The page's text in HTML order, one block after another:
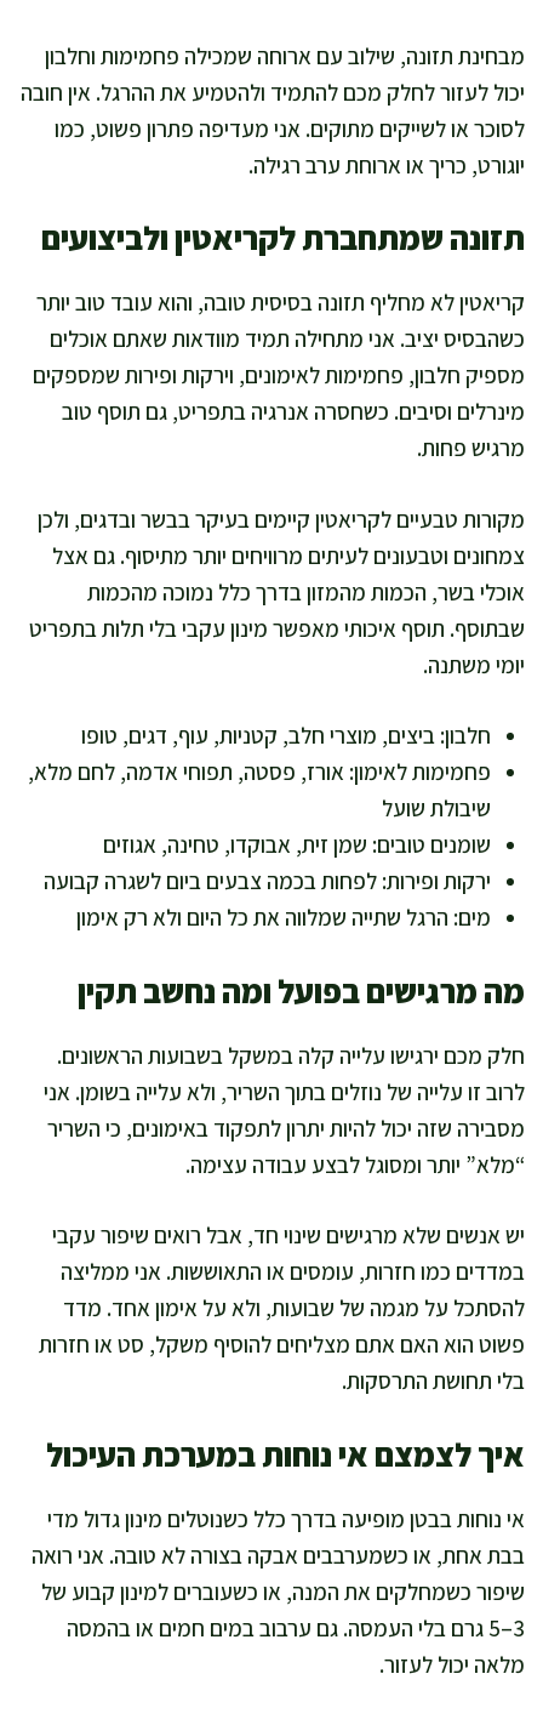
מבחינת תזונה, שילוב עם ארוחה שמכילה פחמימות וחלבון
יכול לעזור לחלק מכם להתמיד ולהטמיע את ההרגל. אין חובה
לסוכר או לשייקים מתוקים. אני מעדיפה פתרון פשוט, כמו
יוגורט, כריך או ארוחת ערב רגילה.
תזונה שמתחברת לקריאטין ולביצועים
קריאטין לא מחליף תזונה בסיסית טובה, והוא עובד טוב יותר
כשהבסיס יציב. אני מתחילה תמיד מוודאות שאתם אוכלים
מספיק חלבון, פחמימות לאימונים, וירקות ופירות שמספקים
מינרלים וסיבים. כשחסרה אנרגיה בתפריט, גם תוסף טוב
מרגיש פחות.
מקורות טבעיים לקריאטין קיימים בעיקר בבשר ובדגים, ולכן
צמחונים וטבעונים לעיתים מרוויחים יותר מתיסוף. גם אצל
אוכלי בשר, הכמות מהמזון בדרך כלל נמוכה מהכמות
שבתוסף. תוסף איכותי מאפשר מינון עקבי בלי תלות בתפריט
יומי משתנה.
חלבון: ביצים, מוצרי חלב, קטניות, עוף, דגים, טופו
פחמימות לאימון: אורז, פסטה, תפוחי אדמה, לחם מלא,
שיבולת שועל
שומנים טובים: שמן זית, אבוקדו, טחינה, אגוזים
ירקות ופירות: לפחות בכמה צבעים ביום לשגרה קבועה
מים: הרגל שתייה שמלווה את כל היום ולא רק אימון
מה מרגישים בפועל ומה נחשב תקין
חלק מכם ירגישו עלייה קלה במשקל בשבועות הראשונים.
לרוב זו עלייה של נוזלים בתוך השריר, ולא עלייה בשומן. אני
מסבירה שזה יכול להיות יתרון לתפקוד באימונים, כי השריר
“מלא” יותר ומסוגל לבצע עבודה עצימה.
יש אנשים שלא מרגישים שינוי חד, אבל רואים שיפור עקבי
במדדים כמו חזרות, עומסים או התאוששות. אני ממליצה
להסתכל על מגמה של שבועות, ולא על אימון אחד. מדד
פשוט הוא האם אתם מצליחים להוסיף משקל, סט או חזרות
בלי תחושת התרסקות.
איך לצמצם אי נוחות במערכת העיכול
אי נוחות בבטן מופיעה בדרך כלל כשנוטלים מינון גדול מדי
בבת אחת, או כשמערבבים אבקה בצורה לא טובה. אני רואה
שיפור כשמחלקים את המנה, או כשעוברים למינון קבוע של
3–5 גרם בלי העמסה. גם ערבוב במים חמים או בהמסה
מלאה יכול לעזור.